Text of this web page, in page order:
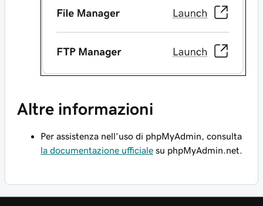
Altre informazioni
Per assistenza nell'uso di phpMyAdmin, consulta
la documentazione ufficiale su phpMyAdmin.net.